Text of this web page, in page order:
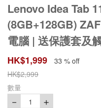
Lenovo Idea Tab
(8GB+128GB)
電腦 | 送保護套及
HK$1,999 33 % off
HK$2,999
數量
－ 1 ＋